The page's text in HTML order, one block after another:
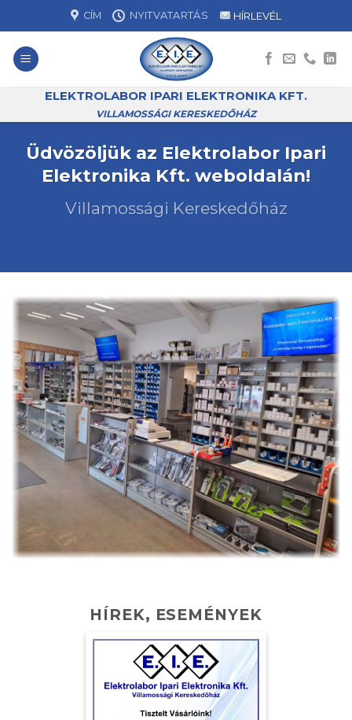
to
content
CÍM NYITVATARTÁS HÍRLEVÉL
ELEKTROLABOR IPARI ELEKTRONIKA KFT.
VILLAMOSSÁGI KERESKEDŐHÁZ
Üdvözöljük az Elektrolabor Ipari
Elektronika Kft. weboldalán!
Villamossági Kereskedőház
HÍREK, ESEMÉNYEK